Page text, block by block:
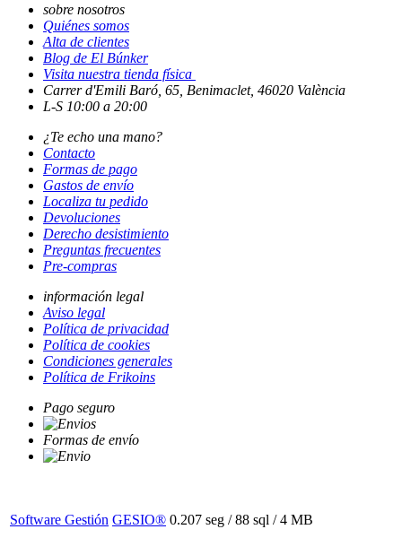
sobre nosotros
Quiénes somos
Alta de clientes
Blog de El Búnker
Visita nuestra tienda física
Carrer d'Emili Baró, 65, Benimaclet, 46020 València
L-S 10:00 a 20:00
¿Te echo una mano?
Contacto
Formas de pago
Gastos de envío
Localiza tu pedido
Devoluciones
Derecho desistimiento
Preguntas frecuentes
Pre-compras
información legal
Aviso legal
Política de privacidad
Política de cookies
Condiciones generales
Política de Frikoins
Pago seguro
Formas de envío
Software Gestión GESIO® 0.207 seg /88 sql / 4 MB